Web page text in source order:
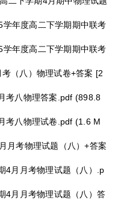
年度高二下学期期中联考
年度高二下学期期中联考
（八）物理试卷+答案 [2
考八物理答案.pdf (898.8
考八物理试卷.pdf (1.6 M
月考物理试题（八）+答案
4月月考物理试题（八）.p
4月月考物理试题（八）答